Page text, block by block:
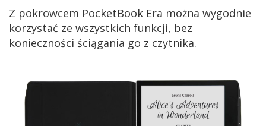
Z pokrowcem PocketBook Era można wygodnie
korzystać ze wszystkich funkcji, bez
konieczności ściągania go z czytnika.